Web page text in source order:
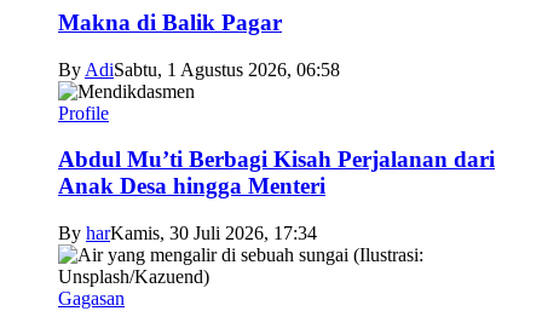
Makna di Balik Pagar
By AdiSabtu, 1 Agustus 2026, 06:58
Profile
Abdul Mu’ti Berbagi Kisah Perjalanan dari
Anak Desa hingga Menteri
By harKamis, 30 Juli 2026, 17:34
Gagasan